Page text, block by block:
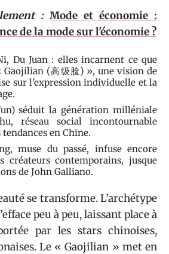
: Mode et économie :
de la mode sur l'économie ?
Du Juan : elles incarnent ce que
Gaojilian (高级脸) », une vision de
sur l’expression individuelle et la
séduit la génération milléniale
réseau social incontournable
en Chine.
muse du passé, infuse encore
créateurs contemporains, jusque
de John Galliano.
se transforme. L’archétype
peu à peu, laissant place à
par les stars chinoises,
Le « Gaojilian » met en